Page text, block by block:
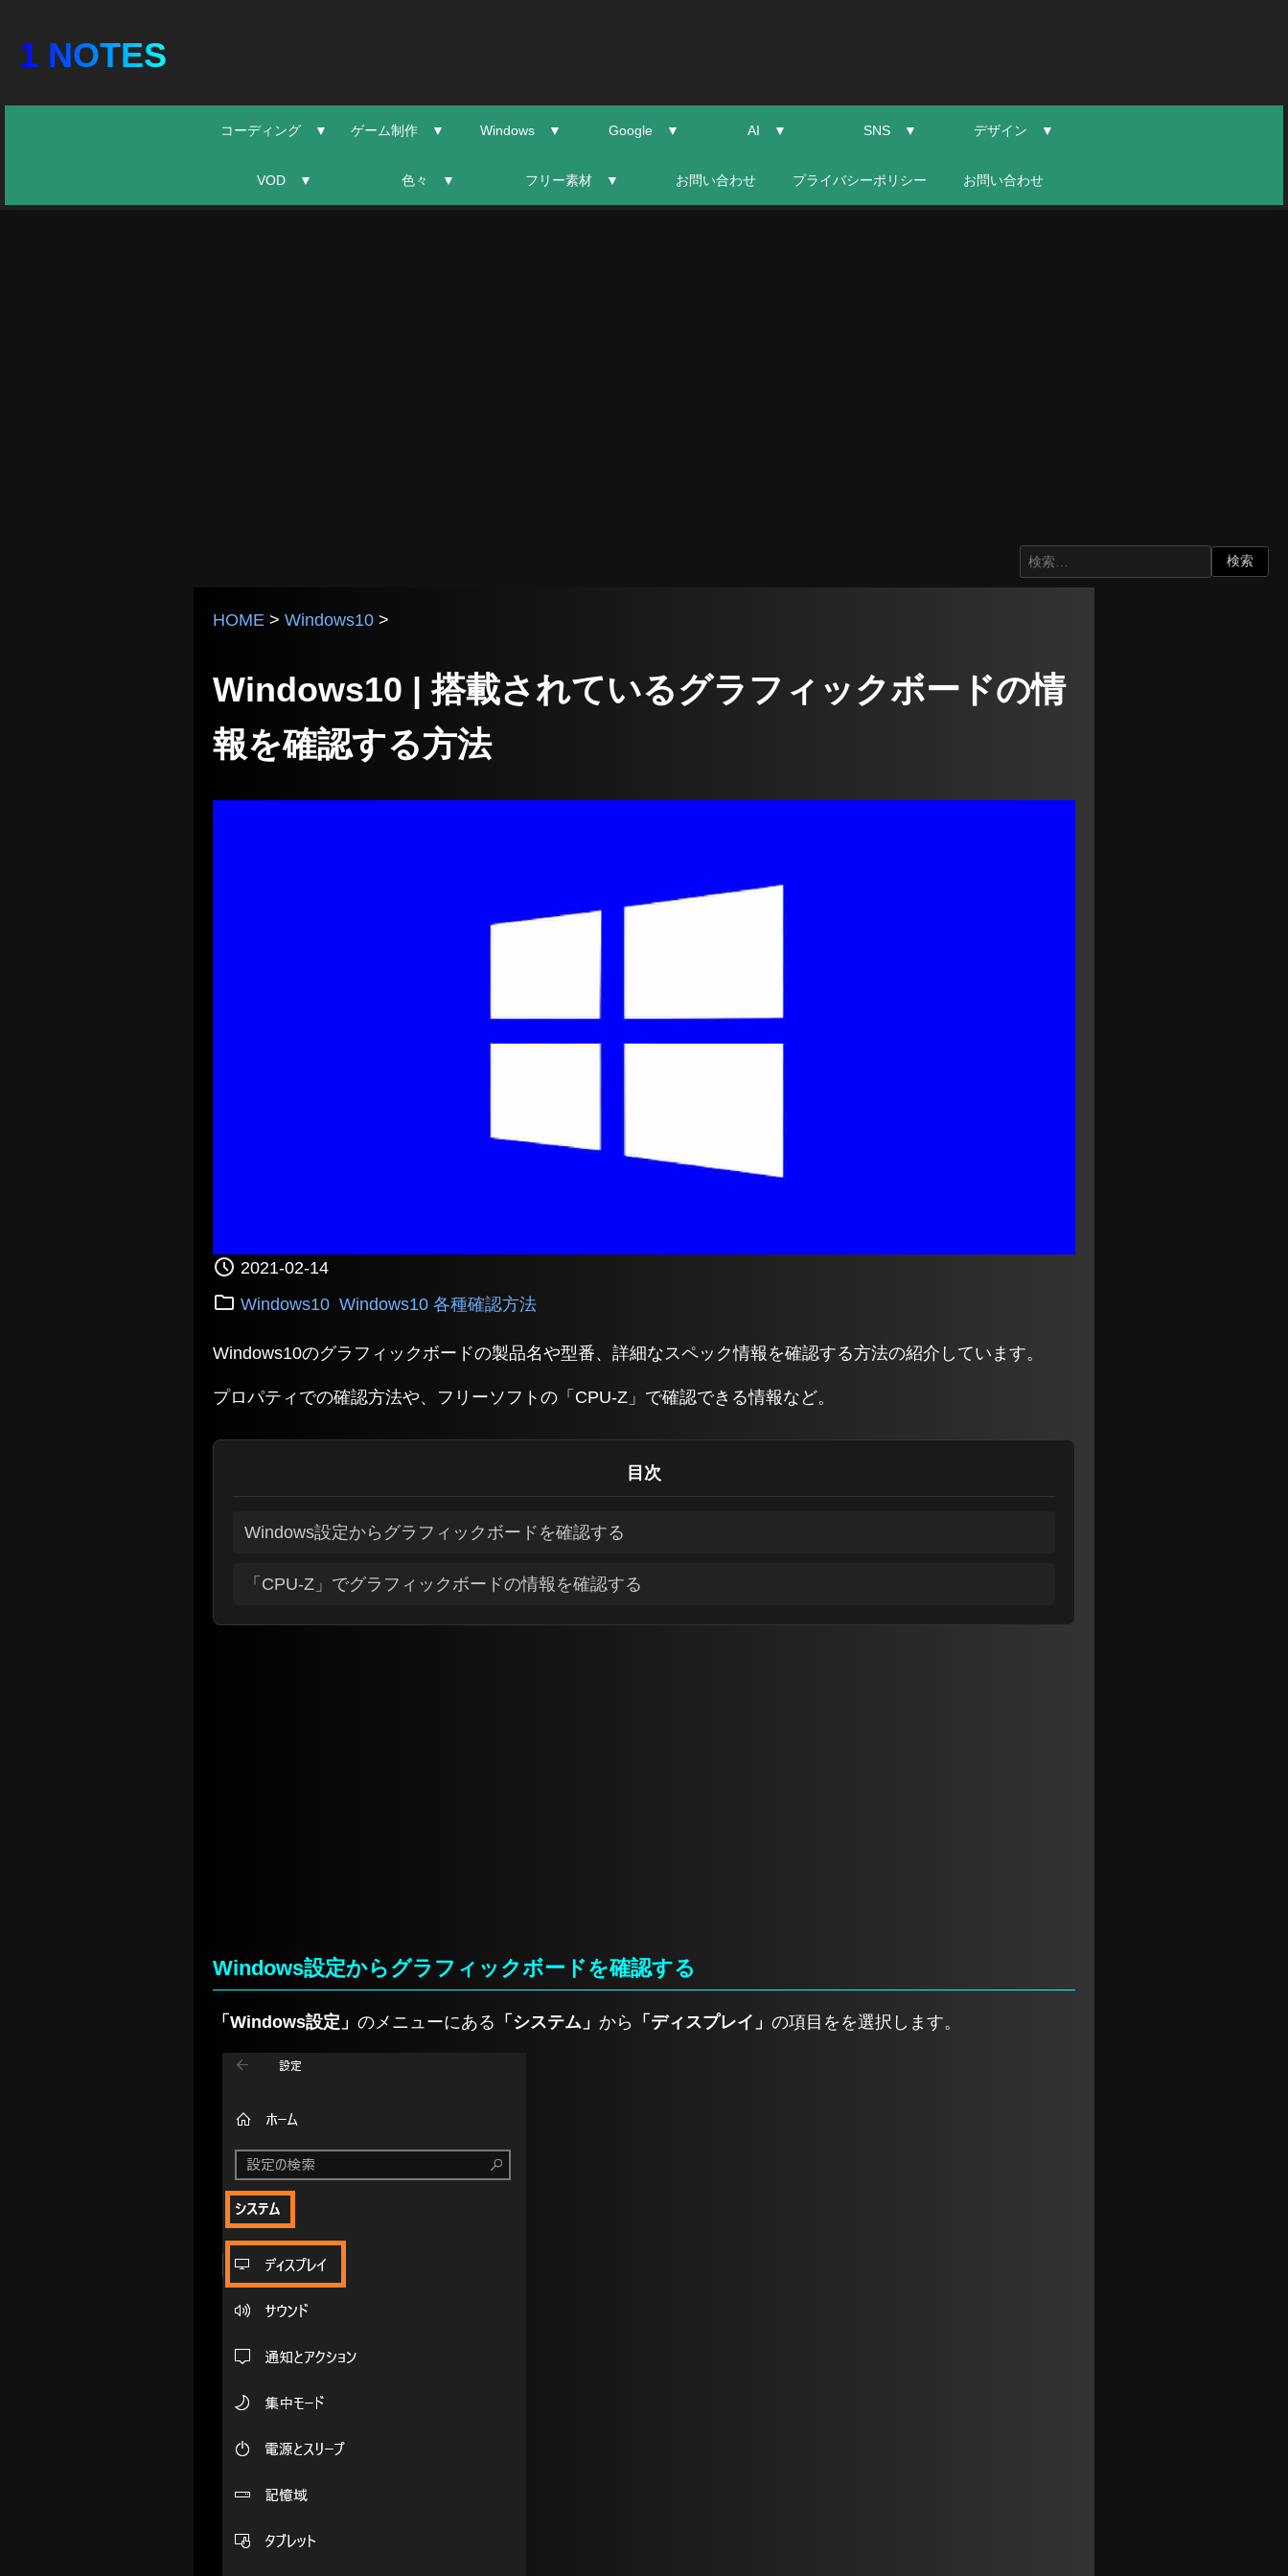
1 NOTES
コーディング ▼ ゲーム制作 ▼ Windows ▼ Google ▼ AI ▼ SNS ▼ デザイン ▼
VOD ▼ 色々 ▼ フリー素材 ▼ お問い合わせ プライバシーポリシー お問い合わせ
HOME > Windows10 >
Windows10 | 搭載されているグラフィックボードの情
報を確認する方法
2021-02-14
Windows10 Windows10 各種確認方法
Windows10のグラフィックボードの製品名や型番、詳細なスペック情報を確認する方法の紹介しています。
プロパティでの確認方法や、フリーソフトの「CPU-Z」で確認できる情報など。
目次
Windows設定からグラフィックボードを確認する
「CPU-Z」でグラフィックボードの情報を確認する
Windows設定からグラフィックボードを確認する
「Windows設定」 のメニューにある 「システム」 から 「ディスプレイ」 の項目をを選択します。